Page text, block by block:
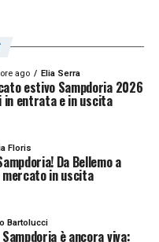
ago Elia Serra
estivo Sampdoria 2026
entrata e in uscita
Floris
Da Bellemo a
in uscita
Bartolucci
è ancora viva: